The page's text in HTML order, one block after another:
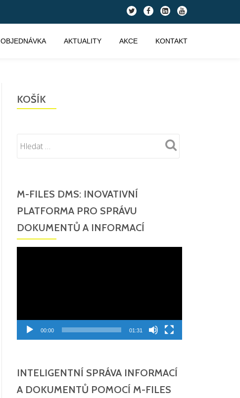
fa-
twitter
fa-
facebook
fa-
linkedin-
square
fa-
youtube
OBJEDNÁVKA AKTUALITY AKCE KONTAKT
KOŠÍK
M-FILES DMS: INOVATIVNÍ
PLATFORMA PRO SPRÁVU
DOKUMENTŮ A INFORMACÍ
00:00 01:31
INTELIGENTNÍ SPRÁVA INFORMACÍ
A DOKUMENTŮ POMOCÍ M-FILES